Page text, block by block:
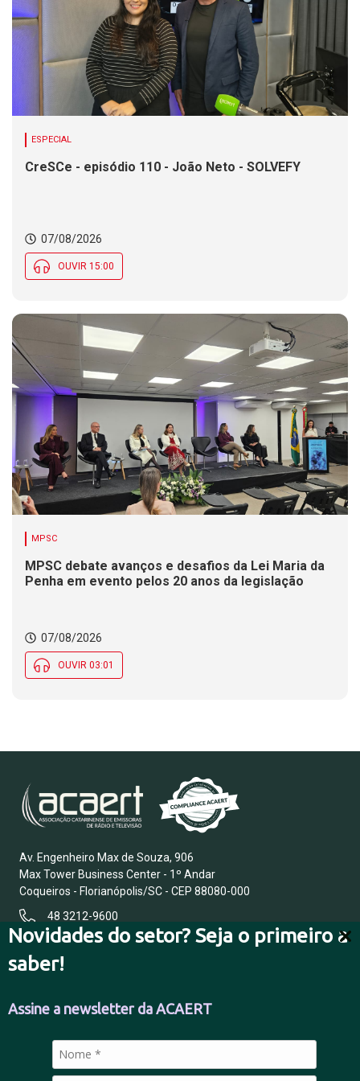
Novidades do setor? Seja o primeiro a
saber!
Assine a newsletter da ACAERT
ESPECIAL
CreSCe - episódio 110 - João Neto - SOLVEFY
07/08/2026
OUVIR 15:00
MPSC
MPSC debate avanços e desafios da Lei Maria da
Penha em evento pelos 20 anos da legislação
07/08/2026
OUVIR 03:01
Av. Engenheiro Max de Souza, 906
Max Tower Business Center - 1º Andar
Coqueiros - Florianópolis/SC - CEP 88080-000
48 3212-9600
FALE CONOSCO
POLÍTICA DE PRIVACIDADE